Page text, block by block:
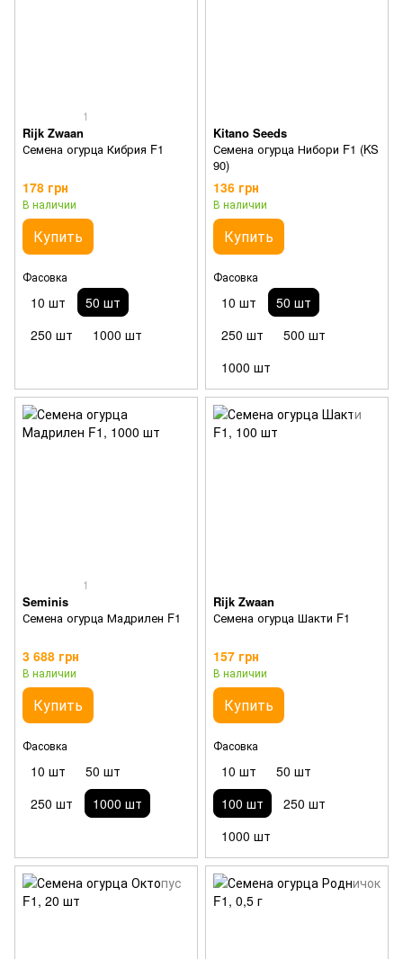
1
Rijk Zwaan
Семена огурца Кибрия F1
178 грн
В наличии
Купить
Фасовка
10 шт
50 шт
250 шт
1000 шт
Kitano Seeds
Семена огурца Нибори F1 (KS
90)
136 грн
В наличии
Купить
Фасовка
10 шт
50 шт
250 шт
500 шт
1000 шт
1
Seminis
Семена огурца Мадрилен F1
3 688 грн
В наличии
Купить
Фасовка
10 шт
50 шт
250 шт
1000 шт
Rijk Zwaan
Семена огурца Шакти F1
157 грн
В наличии
Купить
Фасовка
10 шт
50 шт
100 шт
250 шт
1000 шт